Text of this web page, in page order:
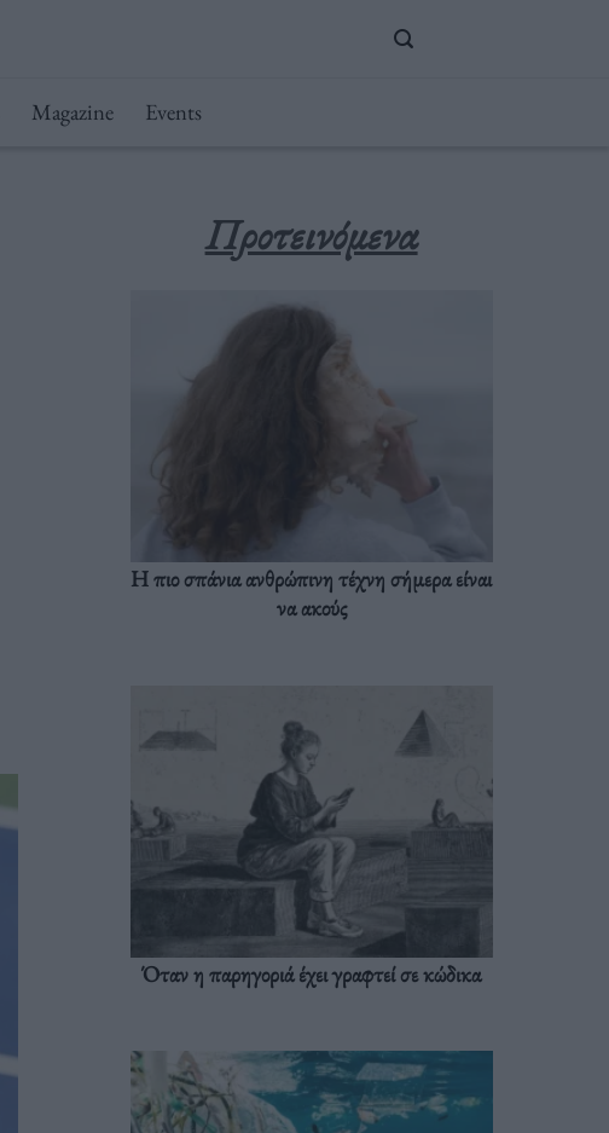
Magazine Events
Προτεινόμενα
Η πιο σπάνια ανθρώπινη τέχνη σήμερα είναι
να ακούς
Όταν η παρηγοριά έχει γραφτεί σε κώδικα